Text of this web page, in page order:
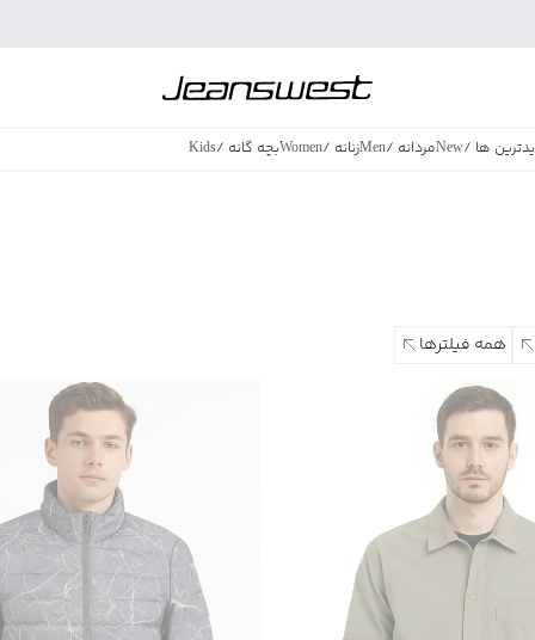
ها /
Newمردانه /
Menزنانه /
Womenبچه گانه /
Kids
همه فیلترها